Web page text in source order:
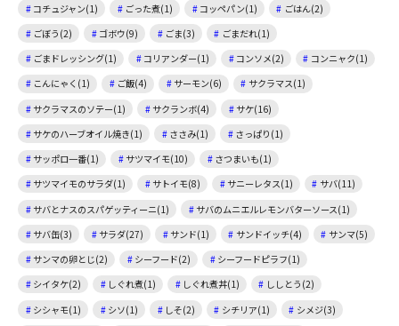
コチュジャン(1)
ごった煮(1) コッペパン(1)
ごはん(2)
ごぼう(2)
ゴボウ(9) ごま(3)
ごまだれ(1)
ごまドレッシング(1)
コリアンダー(1) コンソメ(2)
コンニャク(1)
こんにゃく(1)
ご飯(4) サーモン(6)
サクラマス(1)
サクラマスのソテー(1)
サクランボ(4)
サケ(16)
サケのハーブオイル焼き(1)
ささみ(1)
さっぱり(1)
サッポロ一番(1)
サツマイモ(10)
さつまいも(1)
サツマイモのサラダ(1)
サトイモ(8) サニーレタス(1)
サバ(11)
サバとナスのスパゲッティーニ(1)
サバのムニエルレモンバターソース(1)
サバ缶(3)
サラダ(27) サンド(1) サンドイッチ(4)
サンマ(5)
サンマの卵とじ(2)
シーフード(2)
シーフードピラフ(1)
シイタケ(2)
しぐれ煮(1) しぐれ煮丼(1)
ししとう(2)
シシャモ(1)
シソ(1) しそ(2) シチリア(1)
シメジ(3)